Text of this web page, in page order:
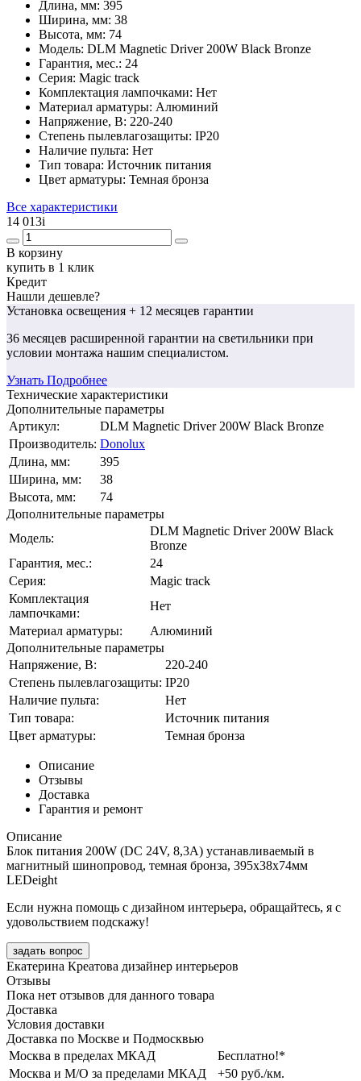
Длина, мм: 395
Ширина, мм: 38
Высота, мм: 74
Модель: DLM Magnetic Driver 200W Black Bronze
Гарантия, мес.: 24
Серия: Magic track
Комплектация лампочками: Нет
Материал арматуры: Алюминий
Напряжение, В: 220-240
Степень пылевлагозащиты: IP20
Наличие пульта: Нет
Тип товара: Источник питания
Цвет арматуры: Темная бронза
Все характеристики
14 013i
В корзину
купить в 1 клик
Кредит
Нашли дешевле?
Установка освещения + 12 месяцев гарантии
36 месяцев расширенной гарантии на светильники при
условии монтажа нашим специалистом.
Узнать Подробнее
Технические характеристики
Дополнительные параметры
Артикул:
DLM Magnetic Driver 200W Black Bronze
Производитель: Donolux
Длина, мм:
395
Ширина, мм:
38
Высота, мм:
74
Дополнительные параметры
Модель:
DLM Magnetic Driver 200W Black
Bronze
Гарантия, мес.:
24
Серия:
Magic track
Комплектация
лампочками:
Нет
Материал арматуры:
Алюминий
Дополнительные параметры
Напряжение, В:
220-240
Степень пылевлагозащиты: IP20
Наличие пульта:
Нет
Тип товара:
Источник питания
Цвет арматуры:
Темная бронза
Описание
Отзывы
Доставка
Гарантия и ремонт
Описание
Блок питания 200W (DC 24V, 8,3A) устанавливаемый в
магнитный шинопровод, темная бронза, 395x38x74мм
LEDeight
Если нужна помощь с дизайном интерьера, обращайтесь, я с
удовольствием подскажу!
задать вопрос
Екатерина Креатова дизайнер интерьеров
Отзывы
Пока нет отзывов для данного товара
Доставка
Условия доставки
Доставка по Москве и Подмосквью
Москва в пределах МКАД
Бесплатно!*
Москва и М/О за пределами МКАД
+50 руб./км.